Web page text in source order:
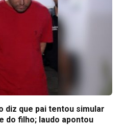
diz que pai tentou simular
do filho; laudo apontou